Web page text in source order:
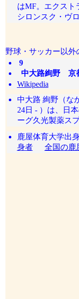
はMF。エクスト
シロンスク・ヴ
野球・サッカー以外
9
中大路絢野 京
Wikipedia
中大路 絢野（な
24日 - ）は、日
ーグ久光製薬ス
鹿屋体育大学
身者
全国の鹿